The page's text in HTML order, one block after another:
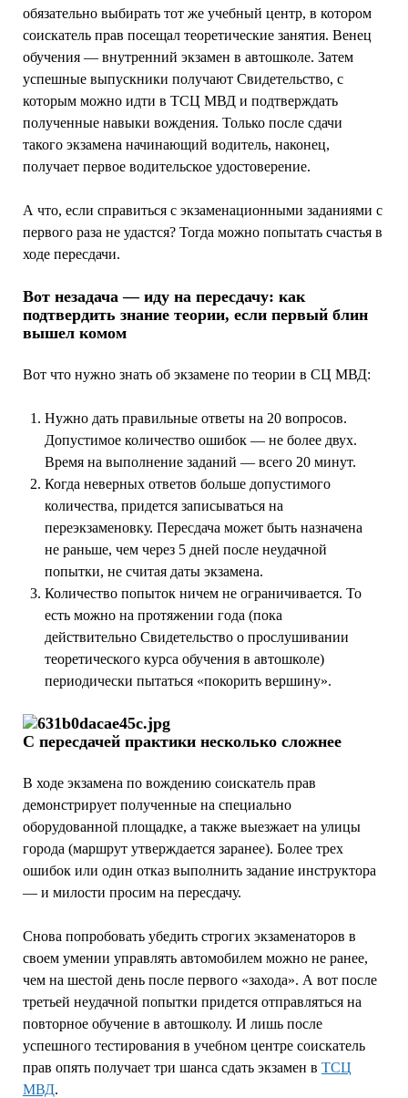
обязательно выбирать тот же учебный центр, в котором
соискатель прав посещал теоретические занятия. Венец
обучения — внутренний экзамен в автошколе. Затем
успешные выпускники получают Свидетельство, с
которым можно идти в ТСЦ МВД и подтверждать
полученные навыки вождения. Только после сдачи
такого экзамена начинающий водитель, наконец,
получает первое водительское удостоверение.
А что, если справиться с экзаменационными заданиями с
первого раза не удастся? Тогда можно попытать счастья в
ходе пересдачи.
Вот незадача — иду на пересдачу: как
подтвердить знание теории, если первый блин
вышел комом
Вот что нужно знать об экзамене по теории в СЦ МВД:
Нужно дать правильные ответы на 20 вопросов.
Допустимое количество ошибок — не более двух.
Время на выполнение заданий — всего 20 минут.
Когда неверных ответов больше допустимого
количества, придется записываться на
переэкзаменовку. Пересдача может быть назначена
не раньше, чем через 5 дней после неудачной
попытки, не считая даты экзамена.
Количество попыток ничем не ограничивается. То
есть можно на протяжении года (пока
действительно Свидетельство о прослушивании
теоретического курса обучения в автошколе)
периодически пытаться «покорить вершину».
С пересдачей практики несколько сложнее
В ходе экзамена по вождению соискатель прав
демонстрирует полученные на специально
оборудованной площадке, а также выезжает на улицы
города (маршрут утверждается заранее). Более трех
ошибок или один отказ выполнить задание инструктора
— и милости просим на пересдачу.
Снова попробовать убедить строгих экзаменаторов в
своем умении управлять автомобилем можно не ранее,
чем на шестой день после первого «захода». А вот после
третьей неудачной попытки придется отправляться на
повторное обучение в автошколу. И лишь после
успешного тестирования в учебном центре соискатель
прав опять получает три шанса сдать экзамен в ТСЦ
МВД.